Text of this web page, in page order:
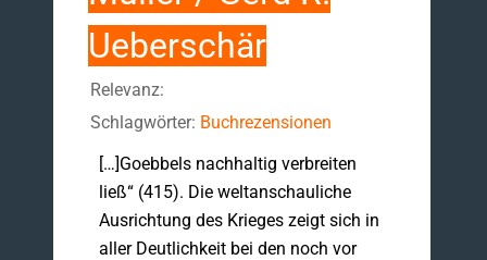
Ueberschär
Relevanz:
Schlagwörter: Buchrezensionen
[…]Goebbels nachhaltig verbreiten
ließ“ (415). Die weltanschauliche
Ausrichtung des Krieges zeigt sich in
aller Deutlichkeit bei den noch vor